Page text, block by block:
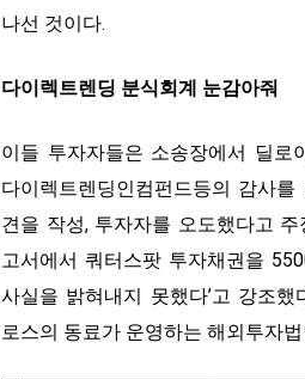
나선 것이다.
다이렉트렌딩 분식회계 눈감아줘
이들 투자자들은 소송장에서 딜로
다이렉트렌딩인컴펀드등의 감사를
견을 작성, 투자자를 오도했다고
고서에서 쿼터스팟 투자채권을
사실을 밝혀내지 못했다’고 강조
로스의 동료가 운영하는 해외투자